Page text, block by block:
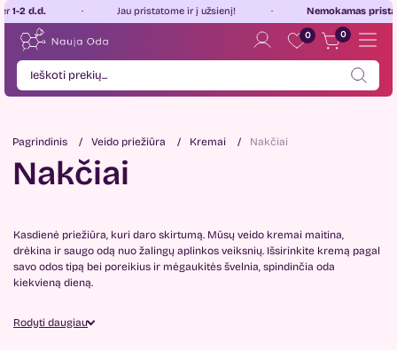
d.d. Jau pristatome ir į užsienį! Nemokamas
0 0
Pagrindinis Veido priežiūra Kremai Nakčiai
Nakčiai
Kasdienė priežiūra, kuri daro skirtumą. Mūsų veido kremai maitina,
drėkina ir saugo odą nuo žalingų aplinkos veiksnių. Išsirinkite kremą pagal
savo odos tipą bei poreikius ir mėgaukitės švelnia, spindinčia oda
kiekvieną dieną.
Rodyti daugiau